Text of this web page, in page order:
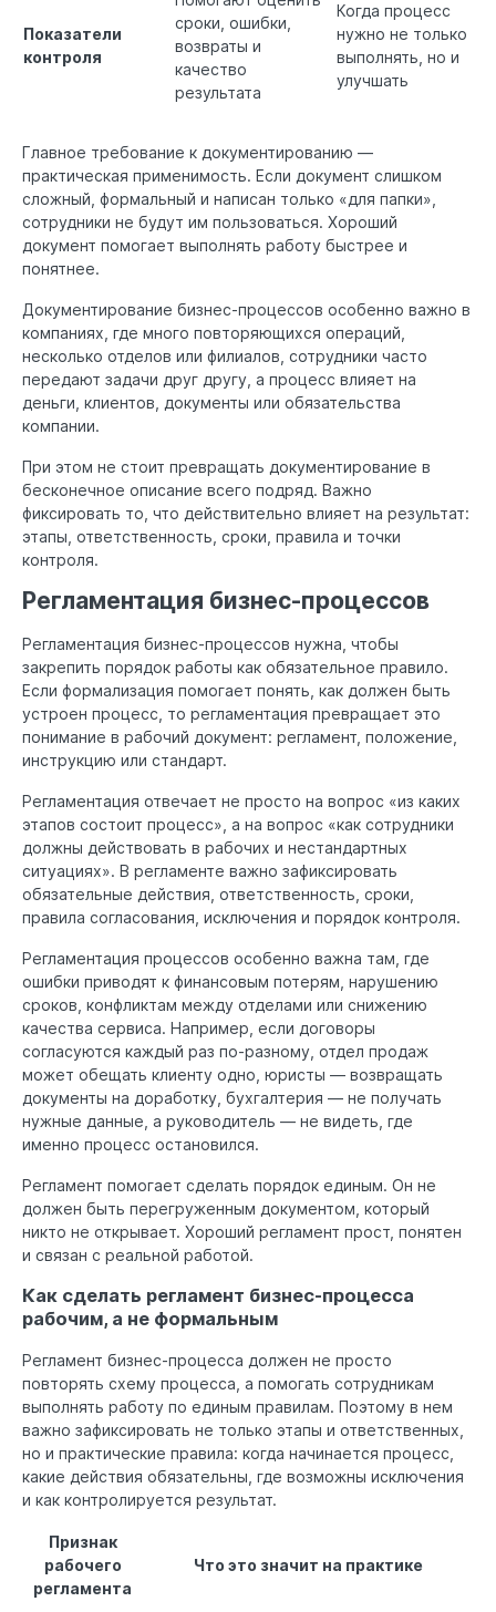
Показатели
контроля
сроки, ошибки,
возвраты и
качество
результата
Когда процесс
нужно не только
выполнять, но и
улучшать
Главное требование к документированию —
практическая применимость. Если документ слишком
сложный, формальный и написан только «для папки»,
сотрудники не будут им пользоваться. Хороший
документ помогает выполнять работу быстрее и
понятнее.
Документирование бизнес-процессов особенно важно в
компаниях, где много повторяющихся операций,
несколько отделов или филиалов, сотрудники часто
передают задачи друг другу, а процесс влияет на
деньги, клиентов, документы или обязательства
компании.
При этом не стоит превращать документирование в
бесконечное описание всего подряд. Важно
фиксировать то, что действительно влияет на результат:
этапы, ответственность, сроки, правила и точки
контроля.
Регламентация бизнес-процессов
Регламентация бизнес-процессов нужна, чтобы
закрепить порядок работы как обязательное правило.
Если формализация помогает понять, как должен быть
устроен процесс, то регламентация превращает это
понимание в рабочий документ: регламент, положение,
инструкцию или стандарт.
Регламентация отвечает не просто на вопрос «из каких
этапов состоит процесс», а на вопрос «как сотрудники
должны действовать в рабочих и нестандартных
ситуациях». В регламенте важно зафиксировать
обязательные действия, ответственность, сроки,
правила согласования, исключения и порядок контроля.
Регламентация процессов особенно важна там, где
ошибки приводят к финансовым потерям, нарушению
сроков, конфликтам между отделами или снижению
качества сервиса. Например, если договоры
согласуются каждый раз по-разному, отдел продаж
может обещать клиенту одно, юристы — возвращать
документы на доработку, бухгалтерия — не получать
нужные данные, а руководитель — не видеть, где
именно процесс остановился.
Регламент помогает сделать порядок единым. Он не
должен быть перегруженным документом, который
никто не открывает. Хороший регламент прост, понятен
и связан с реальной работой.
Как сделать регламент бизнес-процесса
рабочим, а не формальным
Регламент бизнес-процесса должен не просто
повторять схему процесса, а помогать сотрудникам
выполнять работу по единым правилам. Поэтому в нем
важно зафиксировать не только этапы и ответственных,
но и практические правила: когда начинается процесс,
какие действия обязательны, где возможны исключения
и как контролируется результат.
Признак
рабочего
регламента
Что это значит на практике